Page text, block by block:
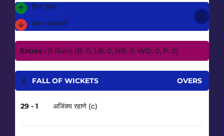
फिन ऐलेन
वरुण चक्रवर्ती
Extras : 0 Runs (B: 0, LB: 0, NB: 0, WD: 0, P: 0)
FALL OF WICKETS OVERS
अजिंक्य रहाणे (c)
29 - 1